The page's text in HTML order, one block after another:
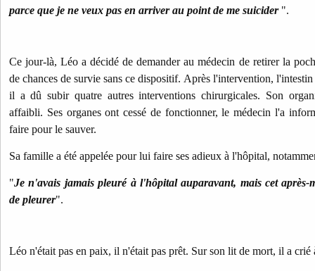
parce que je ne veux pas en arriver au point de me suicider ".
Ce jour-là, Léo a décidé de demander au médecin de retirer la
de chances de survie sans ce dispositif. Après l'intervention,
il a dû subir quatre autres interventions chirurgicales. Son
affaibli. Ses organes ont cessé de fonctionner, le médecin l'a
faire pour le sauver.
Sa famille a été appelée pour lui faire ses adieux à l'hôpital,
"Je n'avais jamais pleuré à l'hôpital auparavant, mais cet après-
de pleurer".
Léo n'était pas en paix, il n'était pas prêt. Sur son lit de mort, il a